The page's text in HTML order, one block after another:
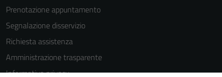
Prenotazione appuntamento
Segnalazione disservizio
Richiesta assistenza
Amministrazione trasparente
Informativa privacy